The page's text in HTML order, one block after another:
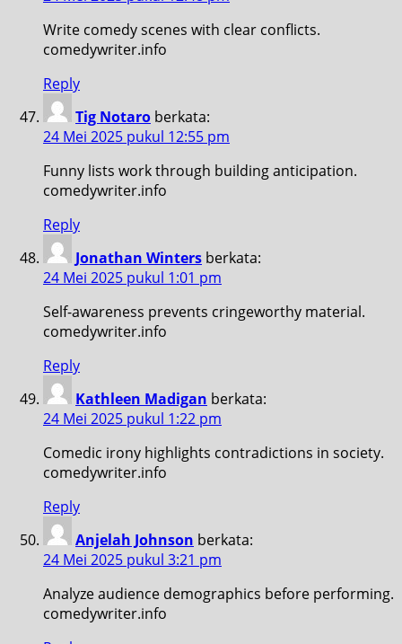
Write comedy scenes with clear conflicts.
comedywriter.info
Reply
Tig Notaro berkata:
24 Mei 2025 pukul 12:55 pm
Funny lists work through building anticipation.
comedywriter.info
Reply
Jonathan Winters berkata:
24 Mei 2025 pukul 1:01 pm
Self-awareness prevents cringeworthy material.
comedywriter.info
Reply
Kathleen Madigan berkata:
24 Mei 2025 pukul 1:22 pm
Comedic irony highlights contradictions in society.
comedywriter.info
Reply
Anjelah Johnson berkata:
24 Mei 2025 pukul 3:21 pm
Analyze audience demographics before performing.
comedywriter.info